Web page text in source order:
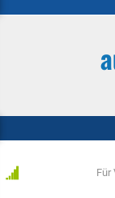
Für